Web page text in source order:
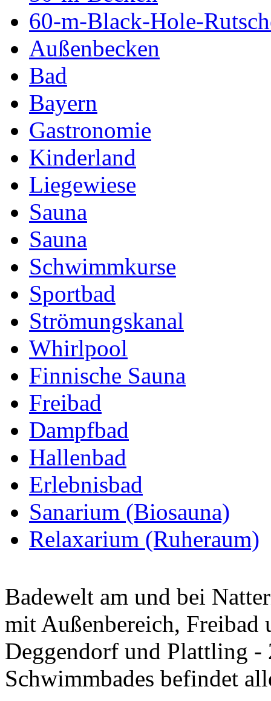
60-m-Black-Hole-
Außenbecken
Bad
Bayern
Gastronomie
Kinderland
Liegewiese
Sauna
Sauna
Schwimmkurse
Sportbad
Strömungskanal
Whirlpool
Finnische Sauna
Freibad
Dampfbad
Hallenbad
Erlebnisbad
Sanarium (Biosauna)
Relaxarium (Ruheraum)
Badewelt am und bei
mit Außenbereich, Freibad
Deggendorf und Plattling -
Schwimmbades befindet